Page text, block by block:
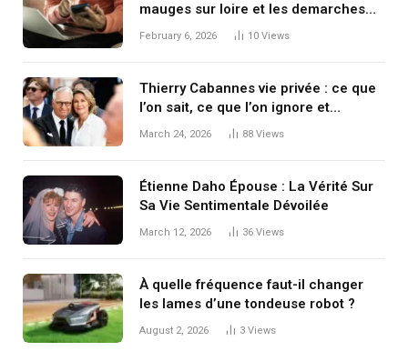
mauges sur loire et les demarches
funeraires
February 6, 2026 10 Views
Thierry Cabannes vie privée : ce que
l’on sait, ce que l’on ignore et
pourquoi la prudence s’impose
March 24, 2026 88 Views
Étienne Daho Épouse : La Vérité Sur
Sa Vie Sentimentale Dévoilée
March 12, 2026 36 Views
À quelle fréquence faut-il changer
les lames d’une tondeuse robot ?
August 2, 2026 3 Views